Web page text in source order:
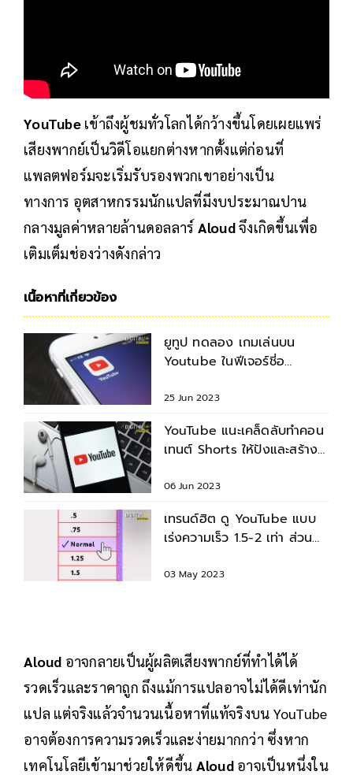
YouTubeเข้าถึงผู้ชมทั่วโลกได้กว้างขึ้นโดยเผยแพร่
เสียงพากย์เป็นวิดีโอแยกต่างหากตั้งแต่ก่อนที่
แพลตฟอร์มจะเริ่มรับรองพวกเขาอย่างเป็น
ทางการ อุตสาหกรรมนักแปลที่มีงบประมาณปาน
กลางมูลค่าหลายล้านดอลลาร์ Aloudจึงเกิดขึ้นเพื่อ
เติมเต็มช่องว่างดังกล่าว
เนื้อหาที่เกี่ยวข้อง
ยูทูป ทดลอง เกมเล่นบน
Youtube ในฟีเจอร์ชี่อ
เพิ่ม
25 Jun 2023
YouTube แนะเคล็ดลับทำคอน
เทนต์ Shorts ให้ปังและสร้าง
06 Jun 2023
เทรนด์ฮิต ดู YouTube แบบ
เร่งความเร็ว 1.5-2 เท่า ส่วน
03 May 2023
Aloud อาจกลายเป็นผู้ผลิตเสียงพากย์ที่ทำได้ได้
รวดเร็วและราคาถูก ถึงแม้การแปลอาจไม่ได้ดีเท่านัก
แปล แต่จริงแล้วจำนวนเนื้อหาที่แท้จริงบน YouTube
อาจต้องการความรวดเร็วและง่ายมากกว่า ซึ่งหาก
เทคโนโลยีเข้ามาช่วยให้ดีขึ้น Aloudอาจเป็นหนึ่งใน